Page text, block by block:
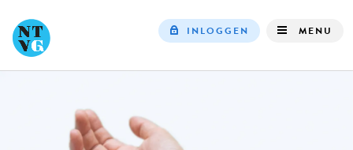
INLOGGEN MENU